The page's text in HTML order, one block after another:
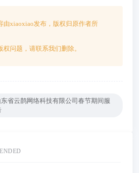
由xiaoxiao发布，版权归原作者所
权问题，请联系我们删除。
省云鹊网络科技有限公司春节期间服